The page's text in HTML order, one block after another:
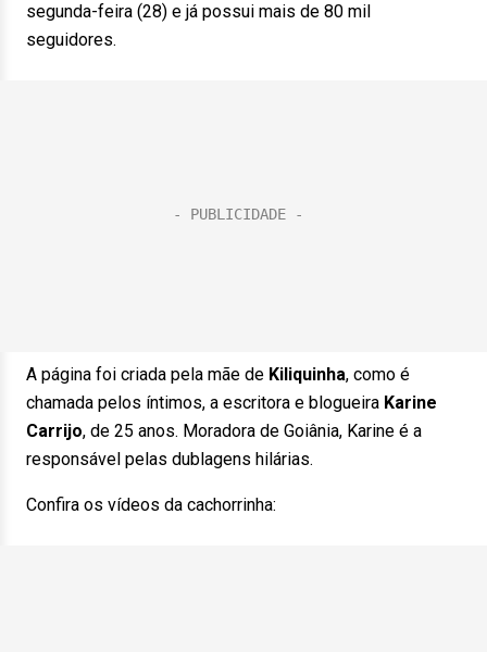
segunda-feira (28) e já possui mais de 80 mil
seguidores.
A página foi criada pela mãe de Kiliquinha, como é
chamada pelos íntimos, a escritora e blogueira Karine
Carrijo, de 25 anos. Moradora de Goiânia, Karine é a
responsável pelas dublagens hilárias.
Confira os vídeos da cachorrinha: